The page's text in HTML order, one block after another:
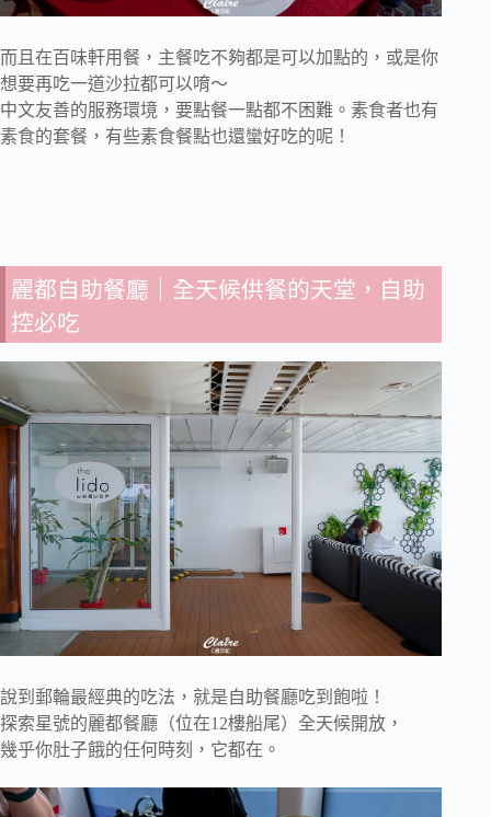
而且在百味軒用餐，主餐吃不夠都是可以加點的，或是你
想要再吃一道沙拉都可以唷～
中文友善的服務環境，要點餐一點都不困難。素食者也有
素食的套餐，有些素食餐點也還蠻好吃的呢！
麗都自助餐廳｜全天候供餐的天堂，自助
控必吃
說到郵輪最經典的吃法，就是自助餐廳吃到飽啦！
探索星號的麗都餐廳（位在12樓船尾）全天候開放，
幾乎你肚子餓的任何時刻，它都在。